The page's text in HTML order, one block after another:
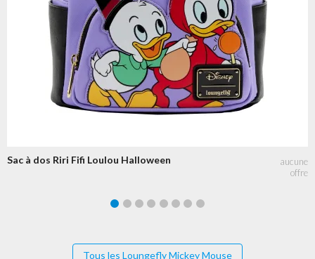
Sac à dos Riri Fifi Loulou Halloween
Tous les Loungefly Mickey Mouse